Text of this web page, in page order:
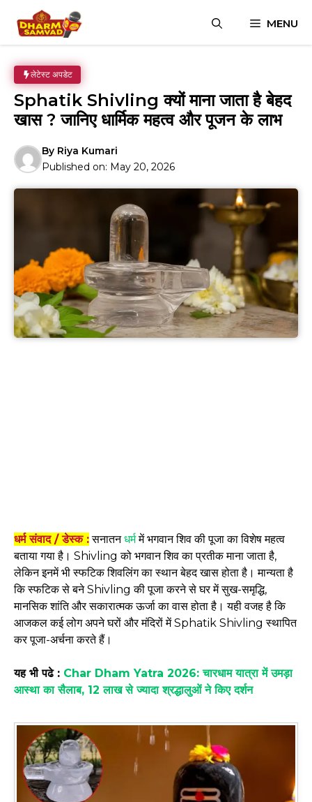
content
MENU
लेटेस्ट अपडेट
Sphatik Shivling क्यों माना जाता है बेहद
खास ? जानिए धार्मिक महत्व और पूजन के लाभ
By Riya Kumari
Published on: May 20, 2026
धर्म संवाद / डेस्क :सनातनधर्ममें भगवान शिव की पूजा का विशेष महत्व
बताया गया है। Shivling को भगवान शिव का प्रतीक माना जाता है,
लेकिन इनमें भी स्फटिक शिवलिंग का स्थान बेहद खास होता है। मान्यता है
कि स्फटिक से बने Shivling की पूजा करने से घर में सुख-समृद्धि,
मानसिक शांति और सकारात्मक ऊर्जा का वास होता है। यही वजह है कि
आजकल कई लोग अपने घरों और मंदिरों में Sphatik Shivling स्थापित
कर पूजा-अर्चना करते हैं।
यह भी पढे : Char Dham Yatra 2026: चारधाम यात्रा में उमड़ा
आस्था का सैलाब, 12 लाख से ज्यादा श्रद्धालुओं ने किए दर्शन